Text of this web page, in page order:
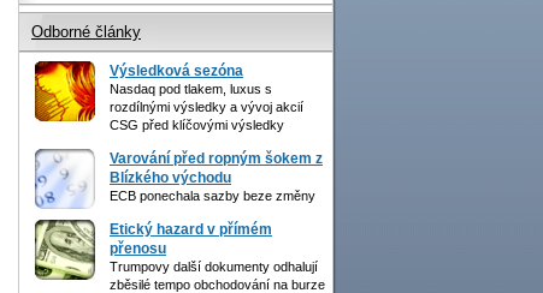
Odborné články
Výsledková sezóna
Nasdaq pod tlakem, luxus s
rozdílnými výsledky a vývoj akcií
CSG před klíčovými výsledky
Varování před ropným šokem z
Blízkého východu
ECB ponechala sazby beze změny
Etický hazard v přímém
přenosu
Trumpovy další dokumenty odhalují
zběsilé tempo obchodování na burze